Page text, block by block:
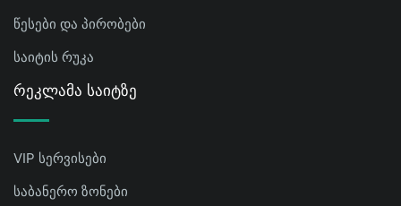
წესები და პირობები
საიტის რუკა
Რეკლამა Საიტზე
VIP სერვისები
საბანერო ზონები